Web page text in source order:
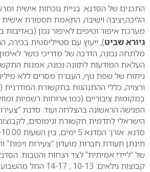
התכנים של הסדנא: בניית נוכחות אישית
הליכה,יציבה וישיבה, התאמת תספורת אישית
מערכת איפור וטיפים לאיפור נכון (באדיבות
גיורא שביט), ייעוץ עם סטייליסטית בכירה,
מלתחה נכונה, הדרכה של מדריכי כושר
העלאת המודעות לתזונה נכונה, אמנות
ניתוח של שפת גוף, העברת מסרים ללא
במקומות ציבוריים (כמו ארוחות רשמיות
הפגישה הראשונה בהצלחה ועוד. סדנת
תינתן תעודת חברות מועדון “צעירות ויפות”
של “ליידי אמיתית” לצד הנחות והטבות.
קבוצות גילאים: 10-13 , 14-17 החל מהשבוע השני של יולי.